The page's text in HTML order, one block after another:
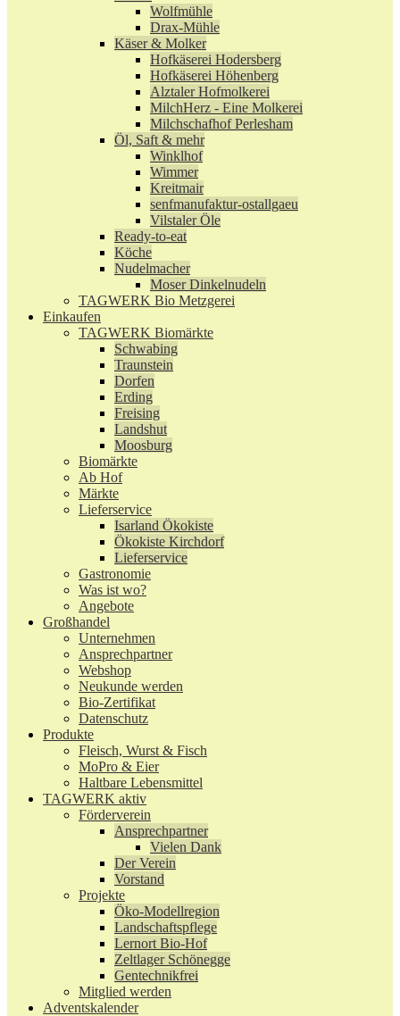
Wolfmühle
Drax-Mühle
Käser & Molker
Hofkäserei Hodersberg
Hofkäserei Höhenberg
Alztaler Hofmolkerei
MilchHerz - Eine Molkerei
Milchschafhof Perlesham
Öl, Saft & mehr
Winklhof
Wimmer
Kreitmair
senfmanufaktur-ostallgaeu
Vilstaler Öle
Ready-to-eat
Köche
Nudelmacher
Moser Dinkelnudeln
TAGWERK Bio Metzgerei
Einkaufen
TAGWERK Biomärkte
Schwabing
Traunstein
Dorfen
Erding
Freising
Landshut
Moosburg
Biomärkte
Ab Hof
Märkte
Lieferservice
Isarland Ökokiste
Ökokiste Kirchdorf
Lieferservice
Gastronomie
Was ist wo?
Angebote
Großhandel
Unternehmen
Ansprechpartner
Webshop
Neukunde werden
Bio-Zertifikat
Datenschutz
Produkte
Fleisch, Wurst & Fisch
MoPro & Eier
Haltbare Lebensmittel
TAGWERK aktiv
Förderverein
Ansprechpartner
Vielen Dank
Der Verein
Vorstand
Projekte
Öko-Modellregion
Landschaftspflege
Lernort Bio-Hof
Zeltlager Schönegge
Gentechnikfrei
Mitglied werden
Adventskalender